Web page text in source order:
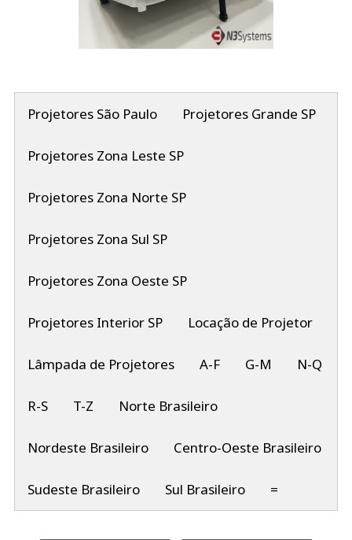
Projetores São Paulo Projetores Grande SP
Projetores Zona Leste SP
Projetores Zona Norte SP
Projetores Zona Sul SP
Projetores Zona Oeste SP
Projetores Interior SP Locação de Projetor
Lâmpada de Projetores A-F G-M N-Q
R-S T-Z Norte Brasileiro
Nordeste Brasileiro Centro-Oeste Brasileiro
Sudeste Brasileiro Sul Brasileiro =